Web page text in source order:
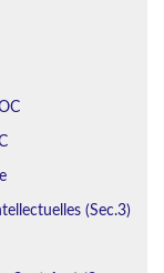
(Sec.3)